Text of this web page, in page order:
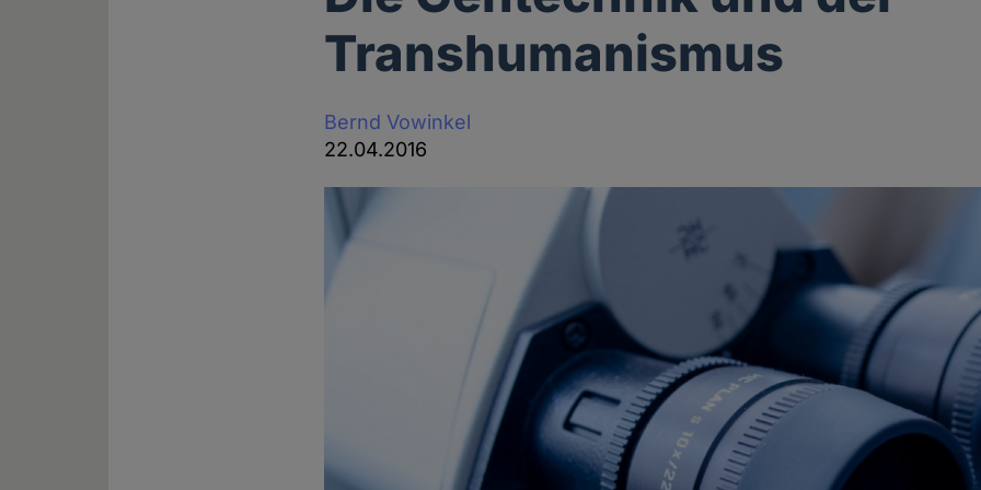
Transhumanismus
Bernd Vowinkel
22.04.2016